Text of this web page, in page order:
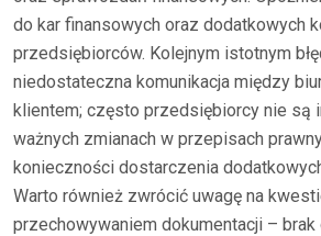
do kar finansowych oraz dodatkowych
przedsiębiorców. Kolejnym istotnym
niedostateczna komunikacja między
klientem; często przedsiębiorcy nie są
ważnych zmianach w przepisach
konieczności dostarczenia
Warto również zwrócić uwagę na
przechowywaniem dokumentacji –